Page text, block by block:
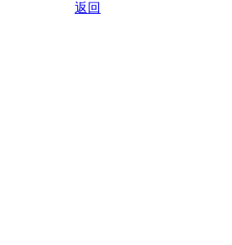
返回